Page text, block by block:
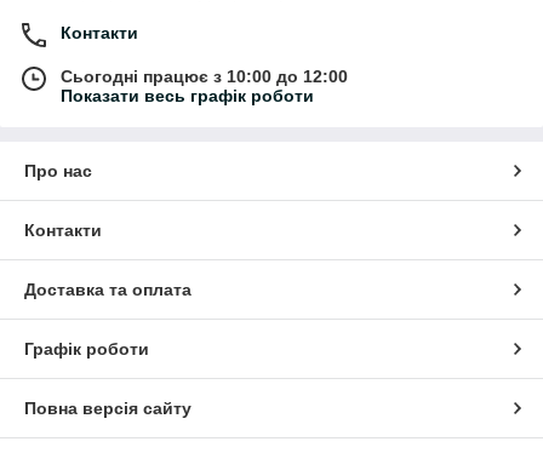
Контакти
Сьогодні працює з 10:00 до 12:00
Показати весь графік роботи
Про нас
Контакти
Доставка та оплата
Графік роботи
Повна версія сайту